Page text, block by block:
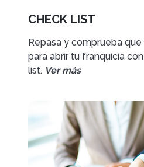
CHECK LIST
Repasa y comprueba
para abrir tu franquicia
list. Ver más